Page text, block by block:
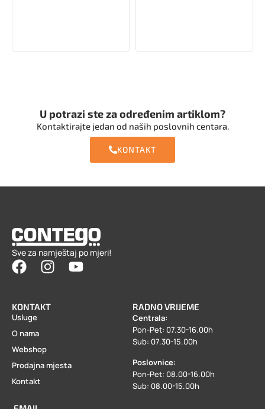
U potrazi ste za određenim artiklom?
Kontaktirajte jedan od naših poslovnih centara.
KONTAKT
Sve za namještaj po mjeri!
KONTAKT
Usluge
O nama
Webshop
Prodajna mjesta
Kontakt
RADNO VRIJEME
Centrala:
Pon-Pet: 07.30-16.00h
Sub: 07.30-15.00h
Poslovnice:
Pon-Pet: 08.00-16.00h
Sub: 08.00-15.00h